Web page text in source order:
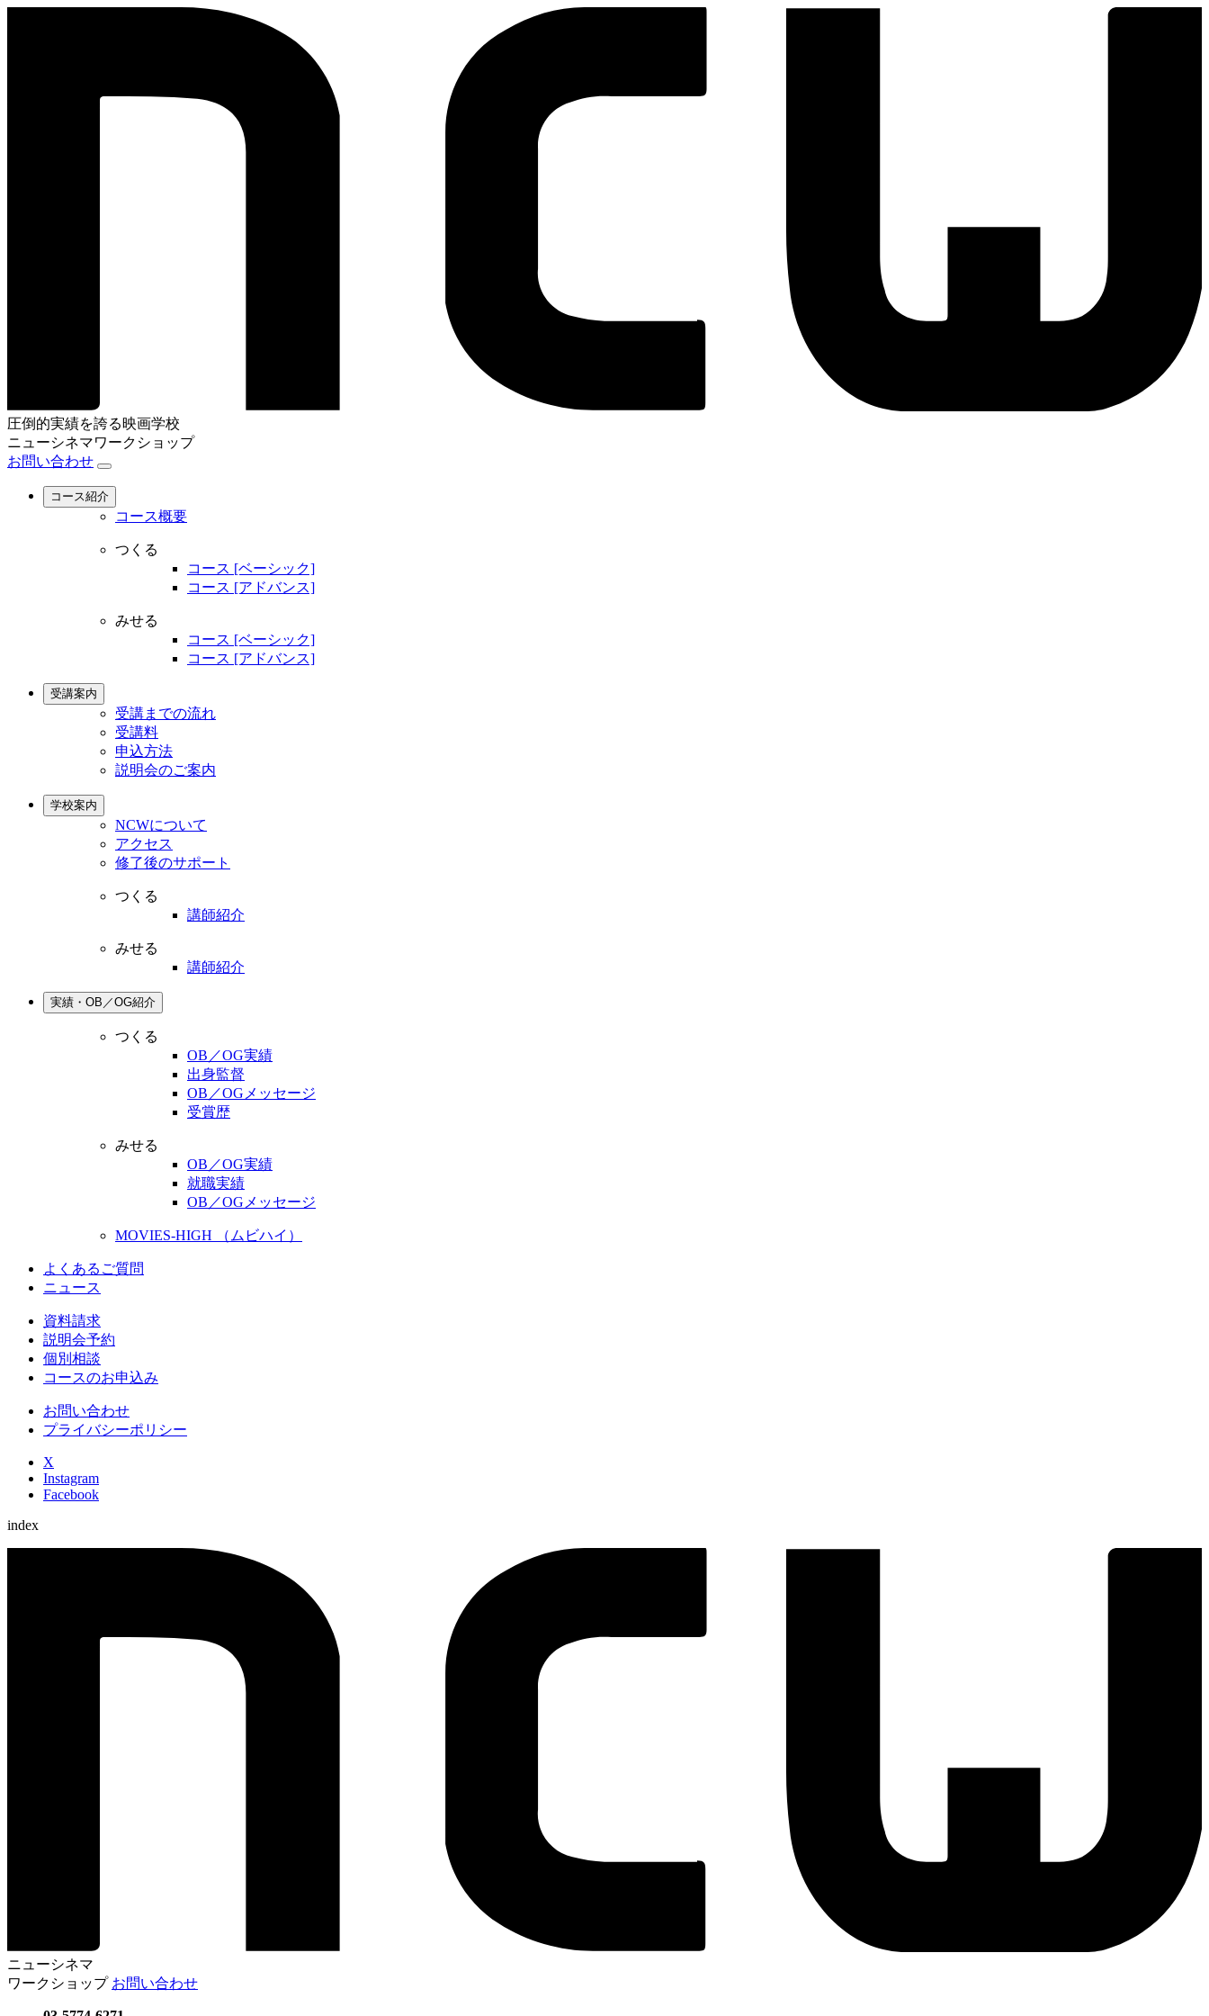
圧倒的実績を誇る映画学校
ニューシネマワークショップ
お問い合わせ
コース紹介
コース概要
つくる
コース [ベーシック]
コース [アドバンス]
みせる
コース [ベーシック]
コース [アドバンス]
受講案内
受講までの流れ
受講料
申込方法
説明会のご案内
学校案内
NCWについて
アクセス
修了後のサポート
つくる
講師紹介
みせる
講師紹介
実績・OB／OG紹介
つくる
OB／OG実績
出身監督
OB／OGメッセージ
受賞歴
みせる
OB／OG実績
就職実績
OB／OGメッセージ
MOVIES-HIGH （ムビハイ）
よくあるご質問
ニュース
資料請求
説明会予約
個別相談
コースのお申込み
お問い合わせ
プライバシーポリシー
X
Instagram
Facebook
index
ニューシネマ
ワークショップ お問い合わせ